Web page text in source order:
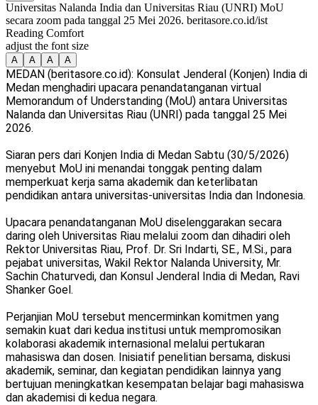
Universitas Nalanda India dan Universitas Riau (UNRI) MoU
secara zoom pada tanggal 25 Mei 2026. beritasore.co.id/ist
Reading Comfort
adjust the font size
A A A A
MEDAN (beritasore.co.id): Konsulat Jenderal (Konjen) India di
Medan menghadiri upacara penandatanganan virtual
Memorandum of Understanding (MoU) antara Universitas
Nalanda dan Universitas Riau (UNRI) pada tanggal 25 Mei
2026.
Siaran pers dari Konjen India di Medan Sabtu (30/5/2026)
menyebut MoU ini menandai tonggak penting dalam
memperkuat kerja sama akademik dan keterlibatan
pendidikan antara universitas-universitas India dan Indonesia.
Upacara penandatanganan MoU diselenggarakan secara
daring oleh Universitas Riau melalui zoom dan dihadiri oleh
Rektor Universitas Riau, Prof. Dr. Sri Indarti, SE., M.Si., para
pejabat universitas, Wakil Rektor Nalanda University, Mr.
Sachin Chaturvedi, dan Konsul Jenderal India di Medan, Ravi
Shanker Goel.
Perjanjian MoU tersebut mencerminkan komitmen yang
semakin kuat dari kedua institusi untuk mempromosikan
kolaborasi akademik internasional melalui pertukaran
mahasiswa dan dosen. Inisiatif penelitian bersama, diskusi
akademik, seminar, dan kegiatan pendidikan lainnya yang
bertujuan meningkatkan kesempatan belajar bagi mahasiswa
dan akademisi di kedua negara.